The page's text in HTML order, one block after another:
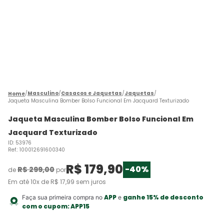
Masculino Casacos e Jaquetas Jaquetas
Jaqueta Masculina Bomber Bolso Funcional Em Jacquard Texturizado
Jaqueta Masculina Bomber Bolso Funcional Em
Jacquard Texturizado
ID: 53976
Ref.: 100012691600340
deR$299,00 porR$179,90 -40%
Em até10x de R$ 17,99 sem juros
Faça sua primeira compra no APPe ganhe 15% de desconto
com o cupom:APP15